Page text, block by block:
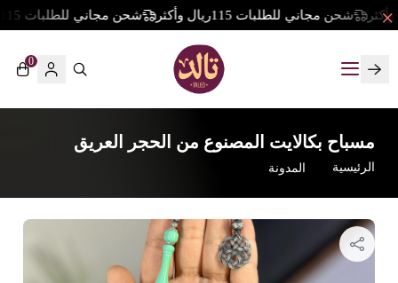
شحن مجاني للطلبات 115ريال وأكثر شحن مجاني للطلبات 115ريال وأكثر
تالد
0
مسباح بكالايت المصنوع من الحجر العريق
الرئيسية المدونة